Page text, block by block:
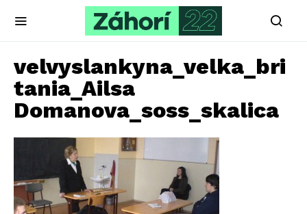
velvyslankyna_velka_bri
tania_Ailsa
Domanova_soss_skalica